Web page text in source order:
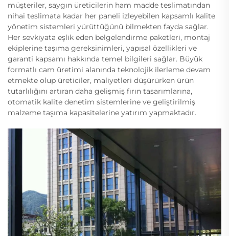
müşteriler, saygın üreticilerin ham madde teslimatından
nihai teslimata kadar her paneli izleyebilen kapsamlı kalite
yönetim sistemleri yürüttüğünü bilmekten fayda sağlar.
Her sevkiyata eşlik eden belgelendirme paketleri, montaj
ekiplerine taşıma gereksinimleri, yapısal özellikleri ve
garanti kapsamı hakkında temel bilgileri sağlar. Büyük
formatlı cam üretimi alanında teknolojik ilerleme devam
etmekte olup üreticiler, maliyetleri düşürürken ürün
tutarlılığını artıran daha gelişmiş fırın tasarımlarına,
otomatik kalite denetim sistemlerine ve geliştirilmiş
malzeme taşıma kapasitelerine yatırım yapmaktadır.